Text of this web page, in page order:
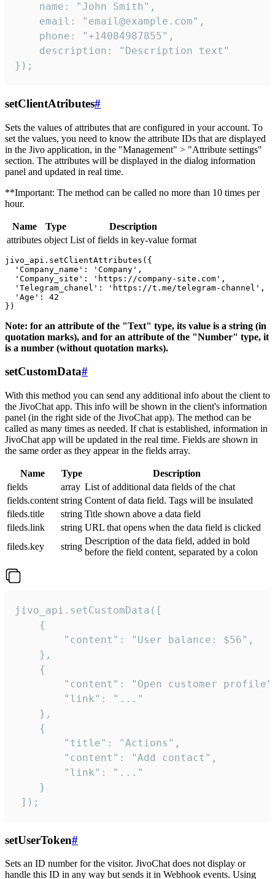
    name: "John Smith",
    email: "email@example.com",
    phone: "+14084987855",
    description: "Description text"
});
setClientAtributes#
Sets the values ​​of attributes that are configured in your account. To
set the values, you need to know the attribute IDs that are displayed
in the Jivo application, in the "Management" > "Attribute settings"
section. The attributes will be displayed in the dialog information
panel and updated in real time.
**Important: The method can be called no more than 10 times per
hour.
Name Type
Description
attributes object List of fields in key-value format
jivo_api.setClientAttributes({
  'Company_name': 'Company',
  'Company_site': 'https://company-site.com',
  'Telegram_chanel': 'https://t.me/telegram-channel',
  'Age': 42
Note: for an attribute of the "Text" type, its value is a string (in
quotation marks), and for an attribute of the "Number" type, it
is a number (without quotation marks).
setCustomData#
With this method you can send any additional info about the client to
the JivoChat app. This info will be shown in the client's information
panel (in the right side of the JivoChat app). The method can be
called as many times as needed. If chat is established, information in
JivoChat app will be updated in the real time. Fields are shown in
the same order as they appear in the fields array.
Name Type
Description
fields
array List of additional data fields of the chat
fields.content string Content of data field. Tags will be insulated
fileds.title
string Title shown above a data field
fileds.link
string URL that opens when the data field is clicked
fileds.key
string
Description of the data field, added in bold
before the field content, separated by a colon
jivo_api.setCustomData([
    {
        "content": "User balance: $56",
    },
    {
"content": "Open customer
        "link": "..."
    },
    {
        "title": "Actions",
        "content": "Add contact",
        "link": "..."
    }
]);
setUserToken#
Sets an ID number for the visitor. JivoChat does not display or
handle this ID in any way but sends it in Webhook events. Using